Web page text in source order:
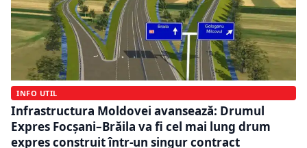
INFO UTIL
Infrastructura Moldovei avansează: Drumul
Expres Focșani–Brăila va fi cel mai lung drum
expres construit într-un singur contract